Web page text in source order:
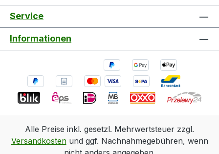
Service
Informationen
Alle Preise inkl. gesetzl. Mehrwertsteuer zzgl.
Versandkostenund ggf. Nachnahmegebühren, wenn